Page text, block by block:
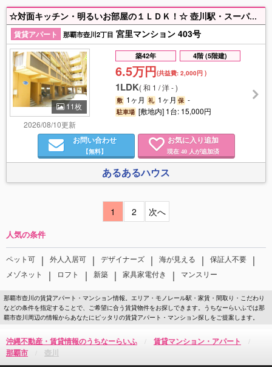
☆対面キッチン・明るいお部屋の１ＬＤＫ！☆ 壺川駅・スーパー・コンビニ・奥武山公園近く生活に便利！
賃貸アパート
那覇市壺川2丁目 宮里マンション 403号
11枚
2026/08/10更新
築42年 4階 (5階建)
6.5万円(共益費:2,000円 )
1LDK(和 1 / 洋 -)
敷 1ヶ月 礼 1ヶ月保 -
駐車場 [敷地内] 1台: 15,000円
お問い合わせ
【無料】
お気に入り追加
現在 40人が追加済
あるあるハウス
1 2 次へ
人気の条件
ペット可 ｜ 外人入居可 ｜ デザイナーズ ｜ 海が見える ｜ 保証人不要 ｜
メゾネット ｜ ロフト ｜ 新築 ｜ 家具家電付き ｜ マンスリー
那覇市壺川の賃貸アパート・マンション情報。エリア・モノレール駅・家賃・間取り・こだわり
などの条件を指定することで、ご希望に合う賃貸物件をお探しできます。うちなーらいふでは那
覇市壺川周辺の情報からあなたにピッタリの賃貸アパート・マンション探しをご提案します。
沖縄不動産・賃貸情報のうちなーらいふ
賃貸マンション・アパート
那覇市
壺川